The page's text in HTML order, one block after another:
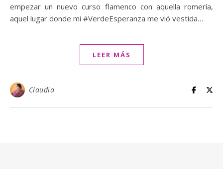
empezar un nuevo curso flamenco con aquella romería,
aquel lugar donde mi #VerdeEsperanza me vió vestida…
LEER MÁS
Claudia